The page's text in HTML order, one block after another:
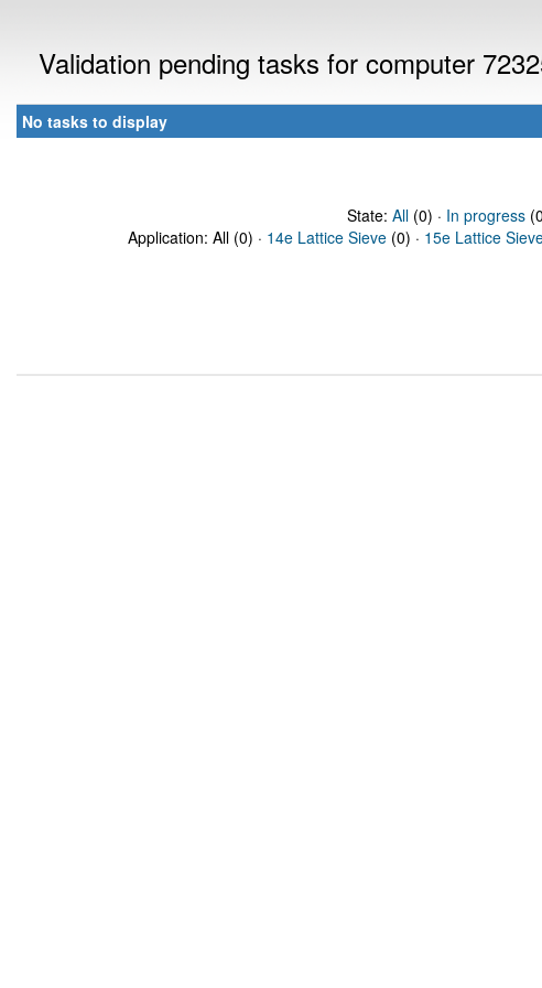
Validation pending tasks for computer
No tasks to display
State: All(0) · In progress
Application: All (0) · 14e Lattice Sieve (0) · 15e Lattice